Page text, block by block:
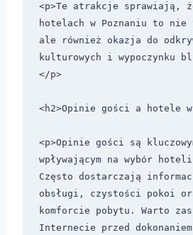
<p>Te atrakcje sprawiają,
hotelach w Poznaniu to nie
ale również okazja do
kulturowych i wypoczynku
</p>
<h2>Opinie gości a hotele w
<p>Opinie gości są
wpływającym na wybór
Często dostarczają
obsługi, czystości pokoi
komforcie pobytu. Warto
Internecie przed